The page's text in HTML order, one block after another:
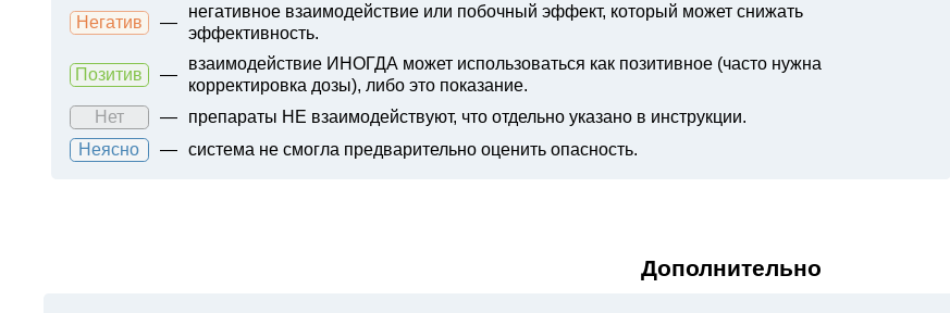
Негатив —
негативное взаимодействие или побочный эффект, который может снижать
эффективность.
Позитив —
взаимодействие ИНОГДА может использоваться как позитивное (часто нужна
корректировка дозы), либо это показание.
Нет
—
препараты НЕ взаимодействуют, что отдельно указано в инструкции.
Неясно
— система не смогла предварительно оценить опасность.
Дополнительно